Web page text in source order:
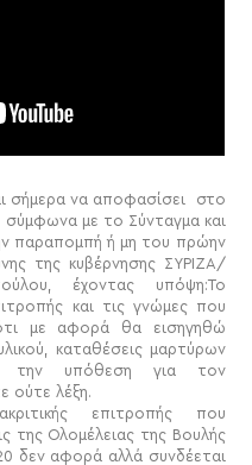
σήμερα να αποφασίσει
στο
σύμφωνα με το Σύνταγμα και
παραπομπή ή μη του πρώην
της κυβέρνησης ΣΥΡΙΖΑ/
έχοντας υπόψη:Το
και τις γνώμες που
με αφορά θα εισηγηθώ
καταθέσεις μαρτύρων
την υπόθεση για τον
ούτε λέξη.
επιτροπής
που
της Ολομέλειας της Βουλής
δεν αφορά αλλά συνδέεται